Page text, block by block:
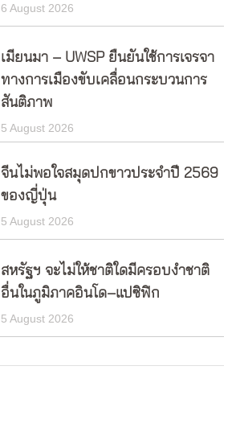
6 August 2026
เมียนมา – UWSP ยืนยันใช้การเจรจา
ทางการเมืองขับเคลื่อนกระบวนการ
สันติภาพ
5 August 2026
จีนไม่พอใจสมุดปกขาวประจำปี 2569
ของญี่ปุ่น
5 August 2026
สหรัฐฯ จะไม่ให้ชาติใดมีครอบงำชาติ
อื่นในภูมิภาคอินโด–แปซิฟิก
5 August 2026